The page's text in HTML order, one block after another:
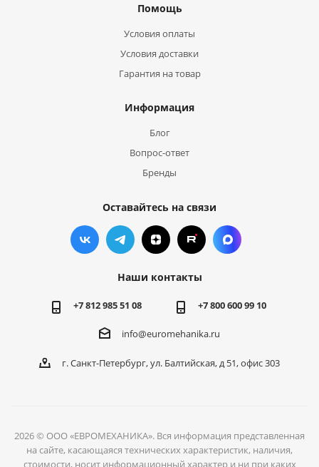
Помощь
Условия оплаты
Условия доставки
Гарантия на товар
Информация
Блог
Вопрос-ответ
Бренды
Оставайтесь на связи
Наши контакты
+7 812 985 51 08 +7 800 600 99 10
info@euromehanika.ru
г. Санкт-Петербург, ул. Балтийская, д 51, офис 303
2026 © ООО «ЕВРОМЕХАНИКА». Вся информация представленная
на сайте, касающаяся технических характеристик, наличия,
стоимости, носит информационный характер и ни при каких